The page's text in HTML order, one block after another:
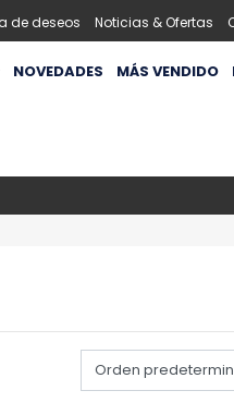
de deseos Noticias & Ofertas
NOVEDADES MÁS VENDIDO